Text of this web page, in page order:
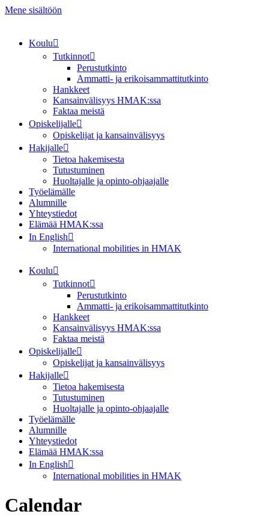
Mene sisältöön
Koulu
Tutkinnot
Perustutkinto
Ammatti- ja erikoisammattitutkinto
Hankkeet
Kansainvälisyys HMAK:ssa
Faktaa meistä
Opiskelijalle
Opiskelijat ja kansainvälisyys
Hakijalle
Tietoa hakemisesta
Tutustuminen
Huoltajalle ja opinto-ohjaajalle
Työelämälle
Alumnille
Yhteystiedot
Elämää HMAK:ssa
In English
International mobilities in HMAK
Koulu
Tutkinnot
Perustutkinto
Ammatti- ja erikoisammattitutkinto
Hankkeet
Kansainvälisyys HMAK:ssa
Faktaa meistä
Opiskelijalle
Opiskelijat ja kansainvälisyys
Hakijalle
Tietoa hakemisesta
Tutustuminen
Huoltajalle ja opinto-ohjaajalle
Työelämälle
Alumnille
Yhteystiedot
Elämää HMAK:ssa
In English
International mobilities in HMAK
Calendar